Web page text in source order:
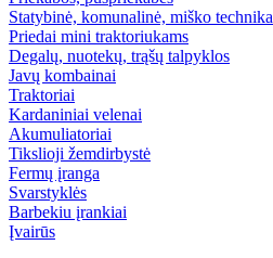
Statybinė, komunalinė, miško technika
Priedai mini traktoriukams
Degalų, nuotekų, trąšų talpyklos
Javų kombainai
Traktoriai
Kardaniniai velenai
Akumuliatoriai
Tikslioji žemdirbystė
Fermų įranga
Svarstyklės
Barbekiu įrankiai
Įvairūs